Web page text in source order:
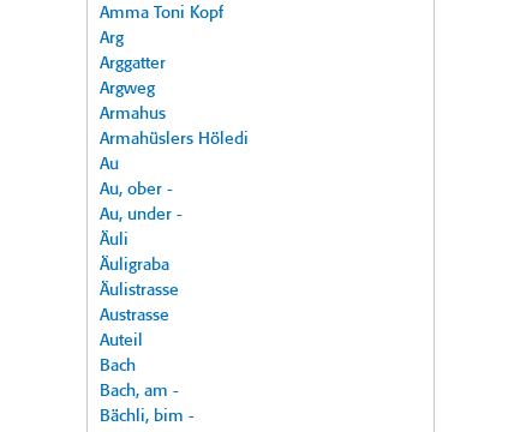
Amma Toni Kopf
Arg
Arggatter
Argweg
Armahus
Armahüslers Höledi
Au
Au, ober -
Au, under -
Äuli
Äuligraba
Äulistrasse
Austrasse
Auteil
Bach
Bach, am -
Bächli, bim -